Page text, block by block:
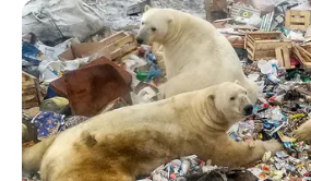
0 0
Xəbər xoşunuza gəldi? Sosial